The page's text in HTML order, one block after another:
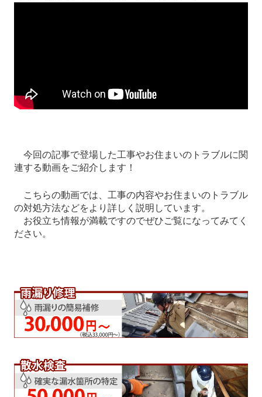
今回の記事で登場した工事やお住まいのトラブルに関
連する動画をご紹介します！
こちらの動画では、工事の内容やお住まいのトラブル
の対処方法などをより詳しく説明しています。
お役立ち情報が満載ですのでぜひご覧になってみてく
ださい。